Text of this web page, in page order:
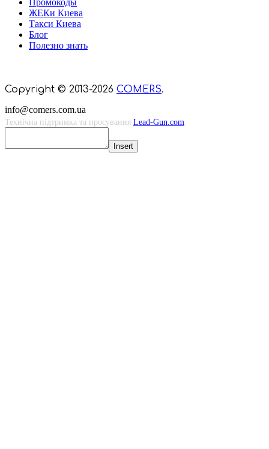
Промокоды
ЖЕКи Киева
Такси Киева
Блог
Полезно знать
Copyright © 2013-2026 COMERS.
info@comers.com.ua
Технічна підтримка та просування Lead-Gun.com
Insert